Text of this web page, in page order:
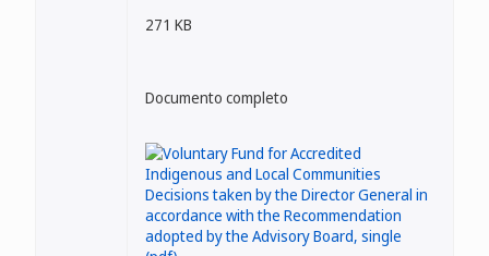
271 KB
Documento completo